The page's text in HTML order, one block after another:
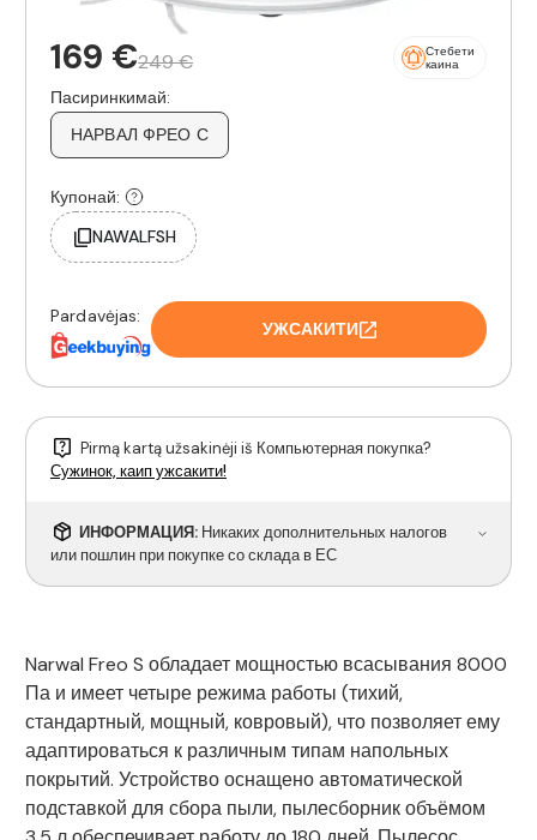
169 €249 €
Стебети
каина
Пасиринкимай:
НАРВАЛ ФРЕО С
Купонай:
NAWALFSH
Pardavėjas:
УЖСАКИТИ
Pirmą kartą užsakinėji iš Компьютерная покупка?
Сужинок, каип ужсакити!
ИНФОРМАЦИЯ: Никаких дополнительных налогов
или пошлин при покупке со склада в ЕС
Narwal Freo S обладает мощностью всасывания 8000
Па и имеет четыре режима работы (тихий,
стандартный, мощный, ковровый), что позволяет ему
адаптироваться к различным типам напольных
покрытий. Устройство оснащено автоматической
подставкой для сбора пыли, пылесборник объёмом